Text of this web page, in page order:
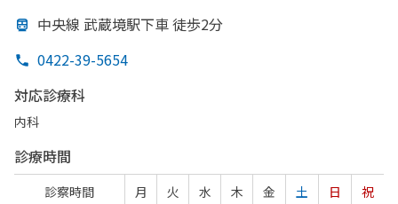
中央線 武蔵境駅下車 徒歩2分
0422-39-5654
対応診療科
内科
診療時間
診察時間 月 火 水 木 金 土 日
祝